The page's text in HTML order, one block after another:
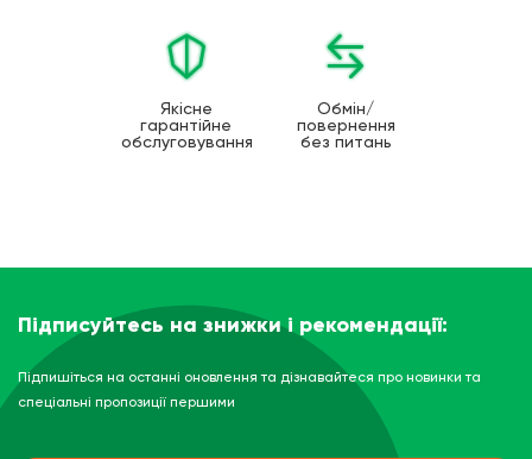
Якісне
гарантійне
обслуговування
Обмін/
повернення
без питань
Підписуйтесь на знижки і рекомендації:
Підпишіться на останні оновлення та дізнавайтеся про новинки та
спеціальні пропозиції першими